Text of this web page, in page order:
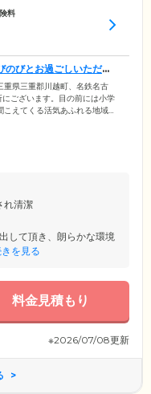
料
びとお過ごしいただけ
重県三重郡川越町、名鉄名古
ございます。目の前には小学
こえてくる活気あふれる地域
士で外食やお散歩に出かけ
りがに割のある生活を送っ
れ清潔
して頂き、朗らかな環境
を見る
料金見積もり
※2026/07/08更新